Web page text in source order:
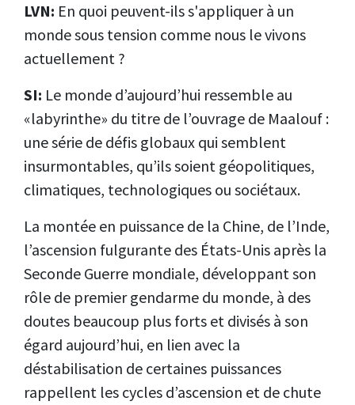
LVN: En quoi peuvent-ils s'appliquer à un
monde sous tension comme nous le vivons
actuellement ?
SI: Le monde d’aujourd’hui ressemble au
«labyrinthe» du titre de l’ouvrage de Maalouf :
une série de défis globaux qui semblent
insurmontables, qu’ils soient géopolitiques,
climatiques, technologiques ou sociétaux.
La montée en puissance de la Chine, de l’Inde,
l’ascension fulgurante des États-Unis après la
Seconde Guerre mondiale, développant son
rôle de premier gendarme du monde, à des
doutes beaucoup plus forts et divisés à son
égard aujourd’hui, en lien avec la
déstabilisation de certaines puissances
rappellent les cycles d’ascension et de chute